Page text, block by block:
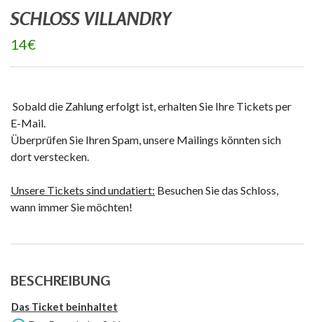
SCHLOSS VILLANDRY
14€
Sobald die Zahlung erfolgt ist, erhalten Sie Ihre Tickets per
E-Mail.
Überprüfen Sie Ihren Spam, unsere Mailings könnten sich
dort verstecken.
Unsere Tickets sind undatiert: Besuchen Sie das Schloss,
wann immer Sie möchten!
BESCHREIBUNG
Das Ticket beinhaltet